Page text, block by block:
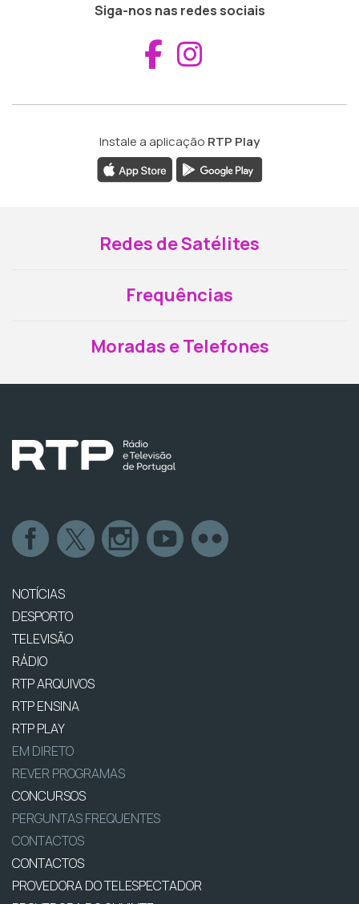
Siga-nos nas redes sociais
Aceder ao
Instale a aplicação RTP Play
Redes de Satélites
Frequências
Moradas e Telefones
NOTÍCIAS
DESPORTO
TELEVISÃO
RÁDIO
RTP ARQUIVOS
RTP ENSINA
RTP PLAY
EM DIRETO
REVER PROGRAMAS
CONCURSOS
PERGUNTAS FREQUENTES
CONTACTOS
CONTACTOS
PROVEDORA DO TELESPECTADOR